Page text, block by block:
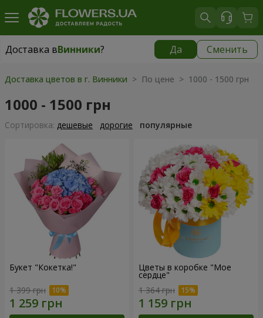
Доставка вВинники? Да Сменить
Доставка вВинники|
Доставка цветов в г. Винники > По цене > 1000 - 1500 грн
1000 - 1500 грн
Cортировка: дешевые дорогие популярные
Букет "Кокетка!"
1 399 грн
Цветы в коробке "Мое
сердце"
1 364 грн